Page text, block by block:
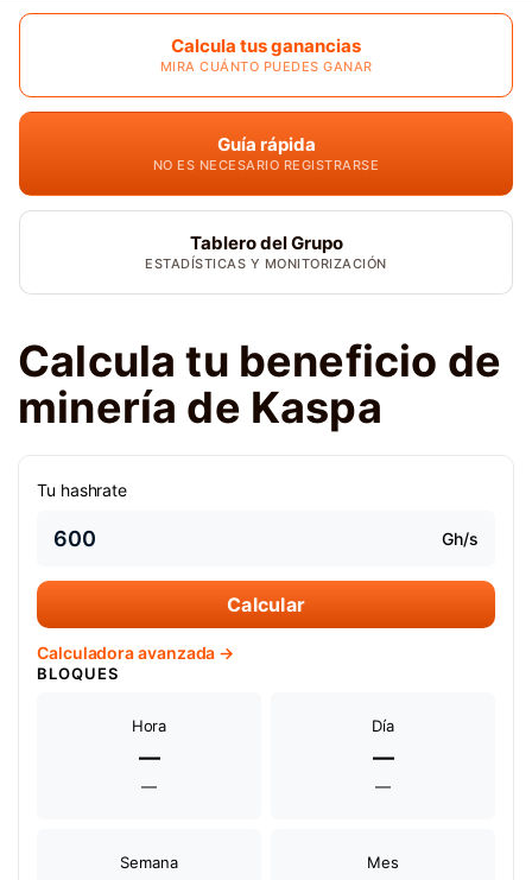
Calcula tus ganancias
MIRA CUÁNTO PUEDES GANAR
Guía rápida
NO ES NECESARIO REGISTRARSE
Tablero del Grupo
ESTADÍSTICAS Y MONITORIZACIÓN
Calcula tu beneficio de
minería de Kaspa
Tu hashrate
Gh/s
Calcular
Calculadora avanzada →
BLOQUES
Hora
—
—
Día
—
—
Semana Mes